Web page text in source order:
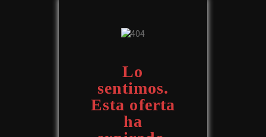
Lo
sentimos.
Esta oferta
ha